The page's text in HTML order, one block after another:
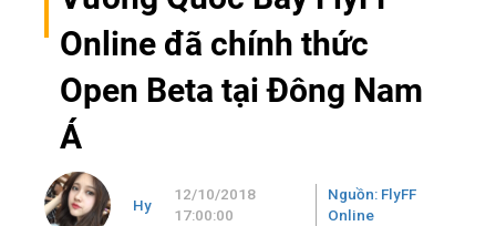
Online đã chính thức
Open Beta tại Đông Nam
Á
Hy
12/10/2018
17:00:00
Nguồn: FlyFF
Online